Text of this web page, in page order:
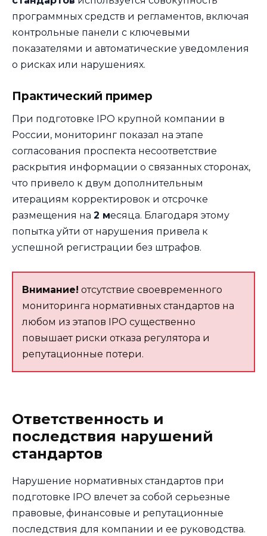
программных средств и регламентов, включая
контрольные панели с ключевыми
показателями и автоматические уведомления
о рисках или нарушениях.
Практический пример
При подготовке IPO крупной компании в
России, мониторинг показал на этапе
согласования проспекта несоответствие
раскрытия информации о связанных сторонах,
что привело к двум дополнительным
итерациям корректировок и отсрочке
размещения на 2 месяца. Благодаря этому
попытка уйти от нарушения привела к
успешной регистрации без штрафов.
Внимание! отсутствие своевременного
мониторинга нормативных стандартов на
любом из этапов IPO существенно
повышает риски отказа регулятора и
репутационные потери.
Ответственность и
последствия нарушений
стандартов
Нарушение нормативных стандартов при
подготовке IPO влечет за собой серьезные
правовые, финансовые и репутационные
последствия для компании и ее руководства.